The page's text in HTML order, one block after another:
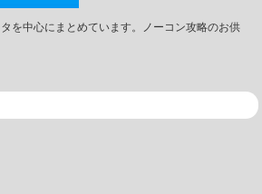
を中心にまとめています。ノーコン攻略のお供